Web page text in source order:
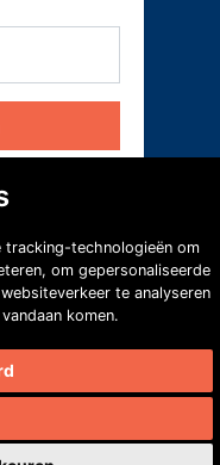
tracking-technologieën om
om gepersonaliseerde
te analyseren
komen.